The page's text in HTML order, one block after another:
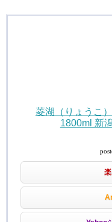
菱湖（りょうこ
1800ml 新